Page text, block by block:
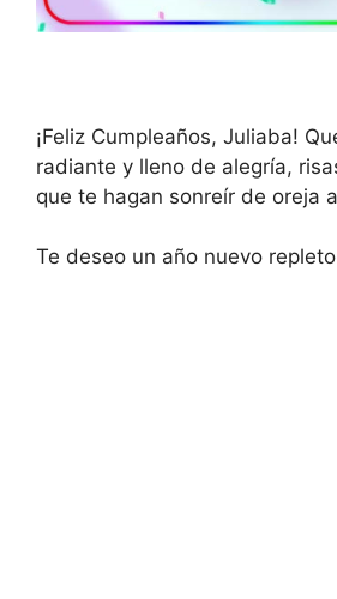
¡Feliz Cumpleaños, Juliaba!
radiante y lleno de alegría,
que te hagan sonreír de oreja
Te deseo un año nuevo